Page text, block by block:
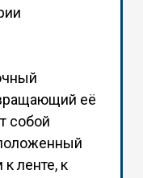
её
собой
ленте, к